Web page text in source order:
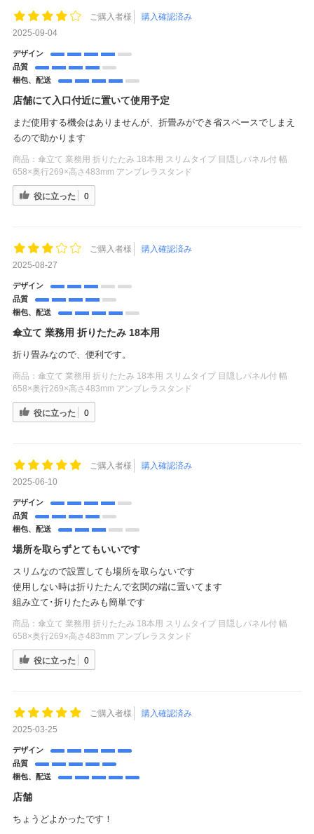
ご購入者様
購入確認済み
2025-09-04
デザイン
品質
梱包、配送
店舗にて入口付近に置いて使用予定
まだ使用する機会はありませんが、折畳みができ省スペースでしまえ
るので助かります
商品： 傘立て 業務用 折りたたみ 18本用 スリムタイプ 目隠しパネル付 幅
658×奥行269×高さ483mm アンブレラスタンド
役に立った 0
ご購入者様
購入確認済み
2025-08-27
デザイン
品質
梱包、配送
傘立て 業務用 折りたたみ 18本用
折り畳みなので、便利です。
商品： 傘立て 業務用 折りたたみ 18本用 スリムタイプ 目隠しパネル付 幅
658×奥行269×高さ483mm アンブレラスタンド
役に立った 0
ご購入者様
購入確認済み
2025-06-10
デザイン
品質
梱包、配送
場所を取らずとてもいいです
スリムなので設置しても場所を取らないです
使用しない時は折りたたんで玄関の端に置いてます
組み立て･折りたたみも簡単です
商品： 傘立て 業務用 折りたたみ 18本用 スリムタイプ 目隠しパネル付 幅
658×奥行269×高さ483mm アンブレラスタンド
役に立った 0
ご購入者様
購入確認済み
2025-03-25
デザイン
品質
梱包、配送
店舗
ちょうどよかったです！